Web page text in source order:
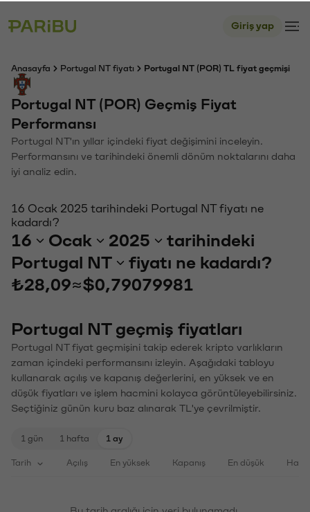
Giriş yap
Anasayfa Portugal NT fiyatı Portugal NT (POR) TL fiyat geçmişi
Portugal NT (POR) Geçmiş Fiyat
Performansı
Portugal NT'ın yıllar içindeki fiyat değişimini inceleyin.
Performansını ve tarihindeki önemli dönüm noktalarını daha
iyi analiz edin.
16 Ocak 2025 tarihindeki Portugal NT fiyatı ne
kadardı?
16 Ocak 2025
tarihindeki
Portugal NT
fiyatı ne kadardı?
₺28,09≈$0,79079981
Portugal NT geçmiş fiyatları
Portugal NT fiyat geçmişini takip ederek kripto varlıkların
zaman içindeki performansını izleyin. Aşağıdaki tabloyu
kullanarak açılış ve kapanış değerlerini, en yüksek ve en
düşük fiyatları ve işlem hacmini kolayca görüntüleyebilirsiniz.
Seçtiğiniz günün kuru baz alınarak TL'ye çevrilmiştir.
1 gün 1 hafta 1 ay
Tarih Açılış En yüksek Kapanış En düşük
Bu tarih aralığı için veri bulunamadı.